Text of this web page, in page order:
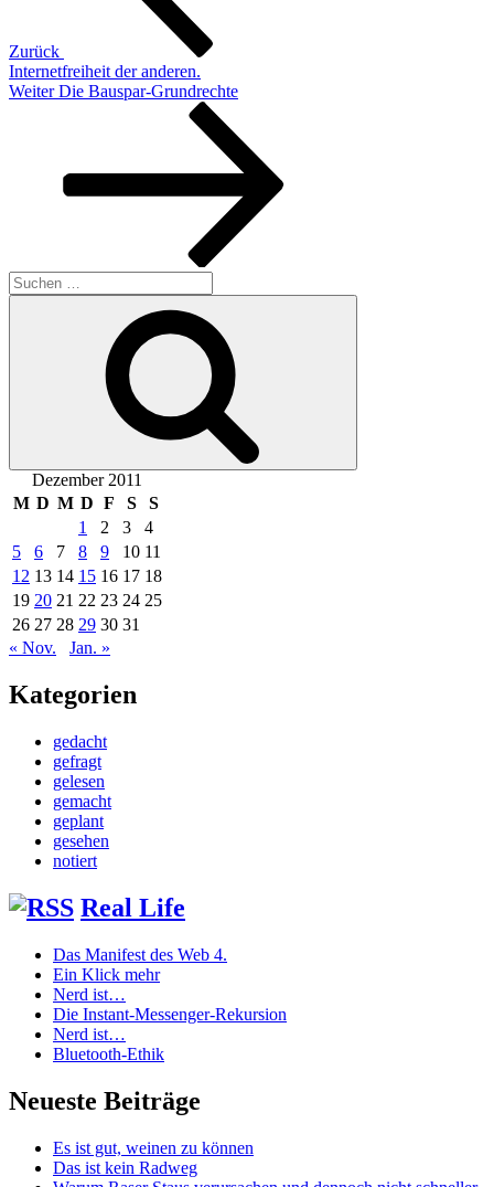
Zurück
Internetfreiheit der anderen.
Nächster
Weiter Die Bauspar-Grundrechte
Suchen
nach:
Dezember 2011
M D M D F S
S
1
2 3
4
5
6 7 8 9 10 11
12 13 14 15 16 17 18
19 20 21 22 23 24 25
26 27 28 29 30 31
« Nov.
Jan. »
Kategorien
gedacht
gefragt
gelesen
gemacht
geplant
gesehen
notiert
Real Life
Das Manifest des Web 4.
Ein Klick mehr
Nerd ist…
Die Instant-Messenger-Rekursion
Nerd ist…
Bluetooth-Ethik
Neueste Beiträge
Es ist gut, weinen zu können
Das ist kein Radweg